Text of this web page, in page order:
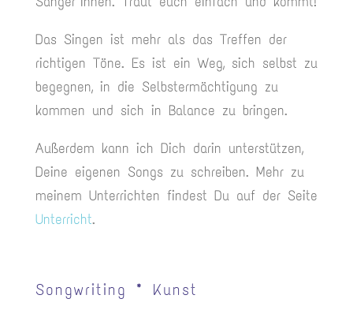
Das Singen ist mehr als das Treffen der
richtigen Töne. Es ist ein Weg, sich selbst zu
begegnen, in die Selbstermächtigung zu
kommen und sich in Balance zu bringen.
Außerdem kann ich Dich darin unterstützen,
Deine eigenen Songs zu schreiben. Mehr zu
meinem Unterrichten findest Du auf der Seite
Unterricht.
Songwriting * Kunst